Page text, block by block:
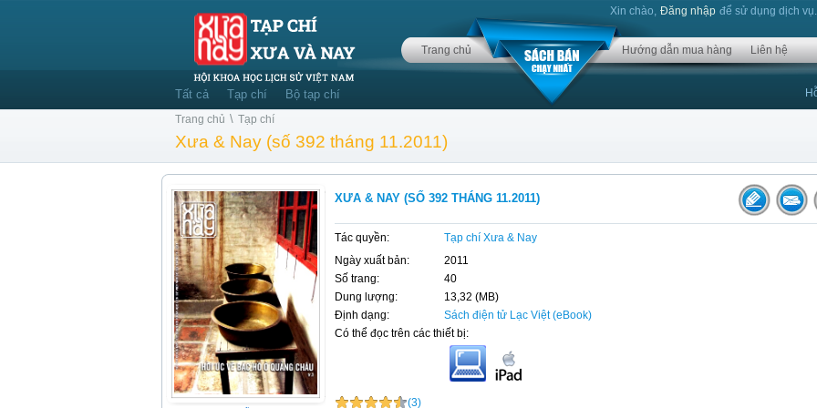
Xin chào, Đăng nhập để sử dụng dịch
Trang chủ Hướng dẫn mua hàng Liên hệ
Tất cả Tạp chí Bộ tạp chí
Trang chủ \ Tạp chí
Xưa & Nay (số 392 tháng 11.2011)
XƯA & NAY (SỐ 392 THÁNG 11.2011)
Tác quyền:
Tạp chí Xưa & Nay
Ngày xuất bản:
2011
Số trang:
40
Dung lượng:
13,32 (MB)
Định dạng:
Sách điện tử Lạc Việt (eBook)
Có thể đọc trên các thiết bị:
(3)